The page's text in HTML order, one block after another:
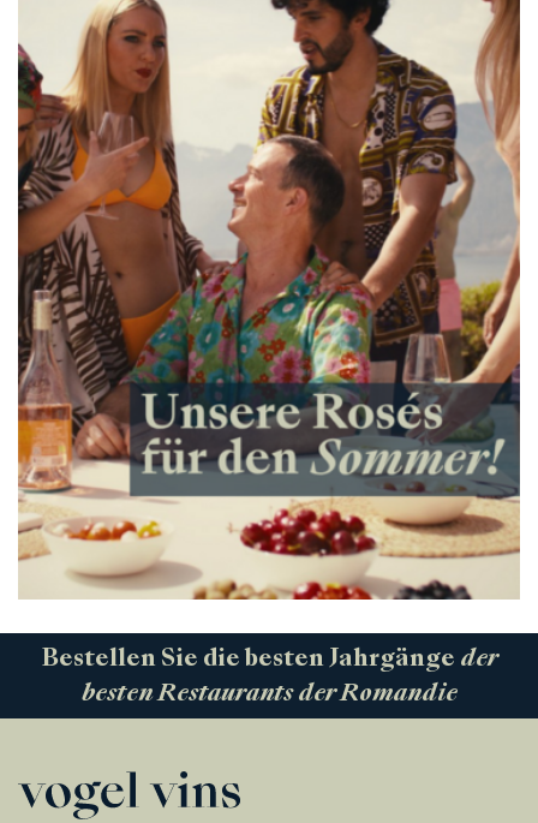
Bestellen Sie die besten Jahrgänge der
besten Restaurants der Romandie